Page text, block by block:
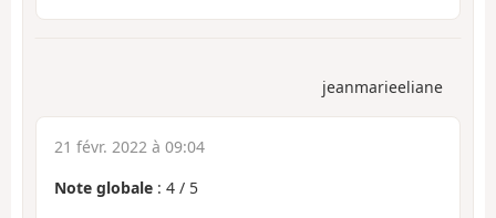
jeanmarieeliane
21 févr. 2022 à 09:04
Note globale : 4 / 5